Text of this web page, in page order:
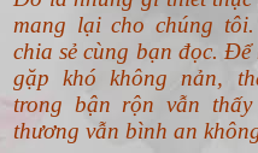
mang lại cho chúng
chia sẻ cùng bạn đọc.
gặp khó không nản,
trong bận rộn vẫn
thương vẫn bình an